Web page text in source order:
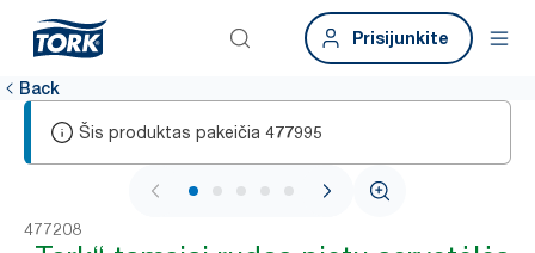
Prisijunkite
Back
Šis produktas pakeičia 477995
1 / 6
477208